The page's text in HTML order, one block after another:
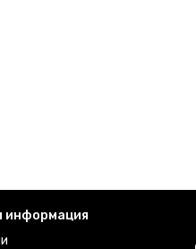
информация